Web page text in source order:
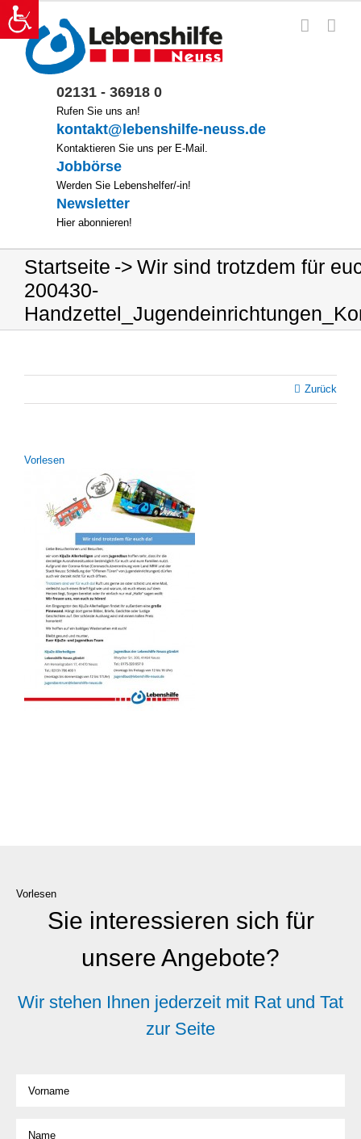
Zum
Inhalt
springen
02131 - 36918 0
Rufen Sie uns an!
kontakt@lebenshilfe-neuss.de
Kontaktieren Sie uns per E-Mail.
Jobbörse
Werden Sie Lebenshelfer/-in!
Newsletter
Hier abonnieren!
Startseite
Wir sind trotzdem für
200430-
Zurück
Vor­le­sen
Vorlesen
Sie interessieren sich für
unsere Angebote?
Wir stehen Ihnen jederzeit mit Rat und Tat
zur Seite